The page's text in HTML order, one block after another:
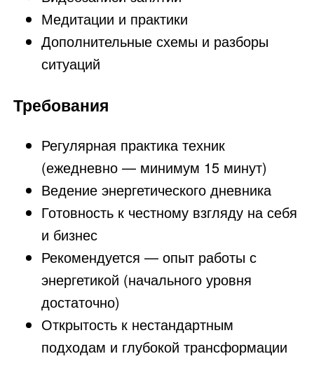
Медитации и практики
Дополнительные схемы и разборы
ситуаций
Требования
Регулярная практика техник
(ежедневно — минимум 15 минут)
Ведение энергетического дневника
Готовность к честному взгляду на себя
и бизнес
Рекомендуется — опыт работы с
энергетикой (начального уровня
достаточно)
Открытость к нестандартным
подходам и глубокой трансформации